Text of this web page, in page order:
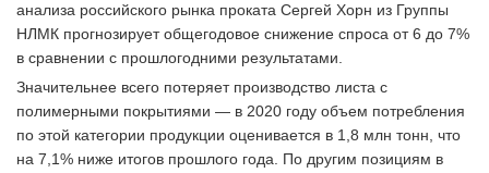
анализа российского рынка проката Сергей Хорн из Группы
НЛМК прогнозирует общегодовое снижение спроса от 6 до 7%
в сравнении с прошлогодними результатами.
Значительнее всего потеряет производство листа с
полимерными покрытиями — в 2020 году объем потребления
по этой категории продукции оценивается в 1,8 млн тонн, что
на 7,1% ниже итогов прошлого года. По другим позициям в